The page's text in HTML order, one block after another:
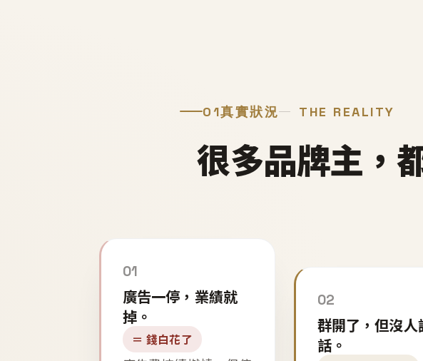
01真實狀況 THE REALITY
很多品牌主，
01
廣告一停，業績就
掉。
＝ 錢白花了
02
群開了，但沒人
話。